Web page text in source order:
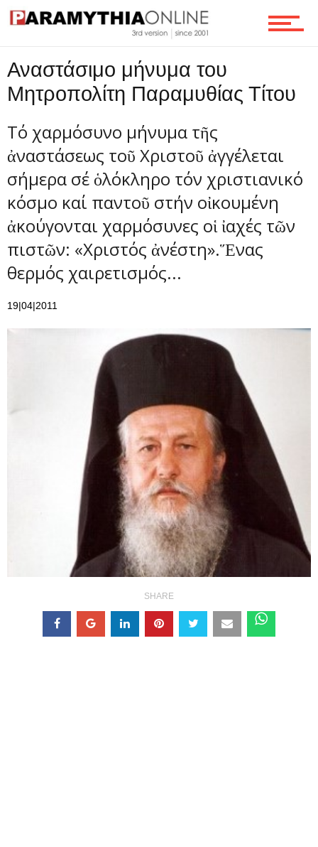
Ροή
Επικοινωνία
Αναστάσιμο μήνυμα του
Μητροπολίτη Παραμυθίας Τίτου
Τό χαρμόσυνο μήνυμα τῆς
ἀναστάσεως τοῦ Χριστοῦ ἀγγέλεται
σήμερα σέ ὁλόκληρο τόν χριστιανικό
κόσμο καί παντοῦ στήν οἰκουμένη
ἀκούγονται χαρμόσυνες οἱ ἰαχές τῶν
πιστῶν: «Χριστός ἀνέστη».Ἕνας
θερμός χαιρετισμός...
19|04|2011
SHARE